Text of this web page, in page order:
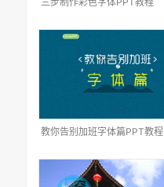
教你告别加班字体篇PPT教程